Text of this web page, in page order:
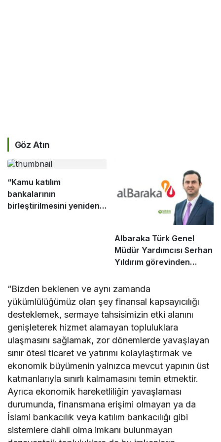
Göz Atın
“Kamu katılım
bankalarının
birleştirilmesini yeniden
Albaraka Türk Genel
Müdür Yardımcısı Serhan
Yıldırım görevinden
“Bizden beklenen ve aynı zamanda
yükümlülüğümüz olan şey finansal kapsayıcılığı
desteklemek, sermaye tahsisimizin etki alanını
genişleterek hizmet alamayan topluluklara
ulaşmasını sağlamak, zor dönemlerde yavaşlayan
sınır ötesi ticaret ve yatırımı kolaylaştırmak ve
ekonomik büyümenin yalnızca mevcut yapının üst
katmanlarıyla sınırlı kalmamasını temin etmektir.
Ayrıca ekonomik hareketliliğin yavaşlaması
durumunda, finansmana erişimi olmayan ya da
İslami bankacılık veya katılım bankacılığı gibi
sistemlere dahil olma imkanı bulunmayan